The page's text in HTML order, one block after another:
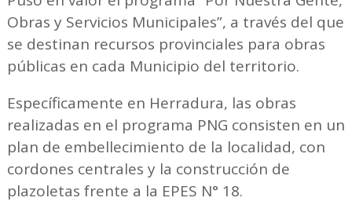
Obras y Servicios Municipales”, a través del que
se destinan recursos provinciales para obras
públicas en cada Municipio del territorio.
Específicamente en Herradura, las obras
realizadas en el programa PNG consisten en un
plan de embellecimiento de la localidad, con
cordones centrales y la construcción de
plazoletas frente a la EPES N° 18.